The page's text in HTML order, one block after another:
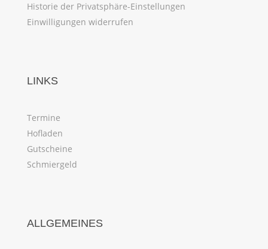
Historie der Privatsphäre-Einstellungen
Einwilligungen widerrufen
LINKS
Termine
Hofladen
Gutscheine
Schmiergeld
ALLGEMEINES